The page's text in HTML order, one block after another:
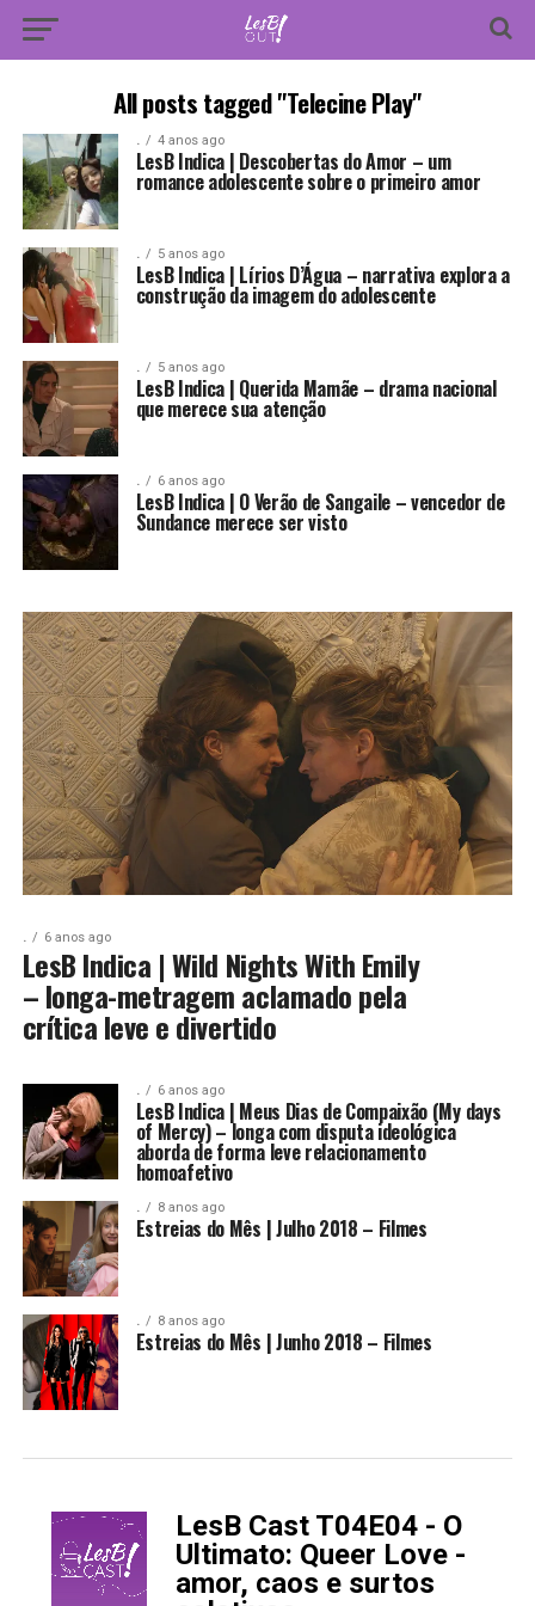
All posts tagged "Telecine Play"
. 4 anos ago
LesB Indica | Descobertas do Amor – um
romance adolescente sobre o primeiro amor
. 5 anos ago
LesB Indica | Lírios D’Água – narrativa explora a
construção da imagem do adolescente
. 5 anos ago
LesB Indica | Querida Mamãe – drama nacional
que merece sua atenção
. 6 anos ago
LesB Indica | O Verão de Sangaile – vencedor de
Sundance merece ser visto
6 anos ago
LesB Indica | Wild Nights With Emily
– longa-metragem aclamado pela
crítica leve e divertido
6 anos ago
LesB Indica | Meus Dias de Compaixão (My days
of Mercy) – longa com disputa ideológica
aborda de forma leve relacionamento
homoafetivo
8 anos ago
Estreias do Mês | Julho 2018 – Filmes
8 anos ago
Estreias do Mês | Junho 2018 – Filmes
LesB Cast T04E04 - O
Ultimato: Queer Love -
amor, caos e surtos
-